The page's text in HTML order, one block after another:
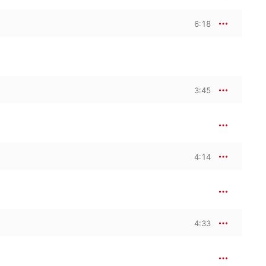
6:18
3:45
4:14
4:33